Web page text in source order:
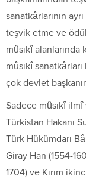
sanatkârlarının
teşvik etme ve
mûsıkî
mûsıkî
çok devlet
Sadece mûsıkî ilmî
Türkistan Hakanı
Türk Hükümdarı
Giray Han (1554-
1704) ve Kırım